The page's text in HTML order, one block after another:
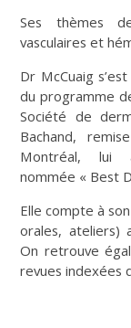
Ses thèmes
vasculaires et
Dr McCuaig
du programme
Société de
Bachand,
Montréal,
nommée « Best
Elle compte à
orales, ateliers)
On retrouve
revues indexées